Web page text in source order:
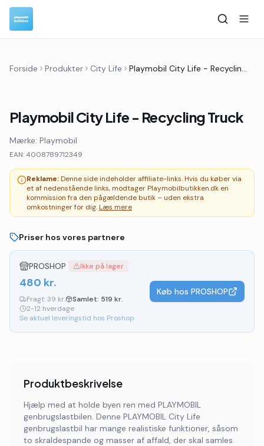
Forside Produkter City Life Playmobil City Life - Recycling Truck
Playmobil City Life - Recycling Truck
Mærke: Playmobil
EAN:4008789712349
Reklame:Denne side indeholder affiliate-links. Hvis du køber via
et af nedenstående links, modtager Playmobilbutikken.dk en
kommission fra den pågældende butik – uden ekstra
omkostninger for dig.Læs mere
Priser hos vores partnere
PROSHOP Ikke på lager
480 kr.
Fragt:39 kr. Samlet: 519 kr.
2-12 hverdage
Se aktuel leveringstid hos Proshop
Køb hos PROSHOP
Produktbeskrivelse
Hjælp med at holde byen ren med PLAYMOBIL
genbrugslastbilen. Denne PLAYMOBIL City Life
genbrugslastbil har mange realistiske funktioner, såsom
to skraldespande og masser af affald, der skal samles